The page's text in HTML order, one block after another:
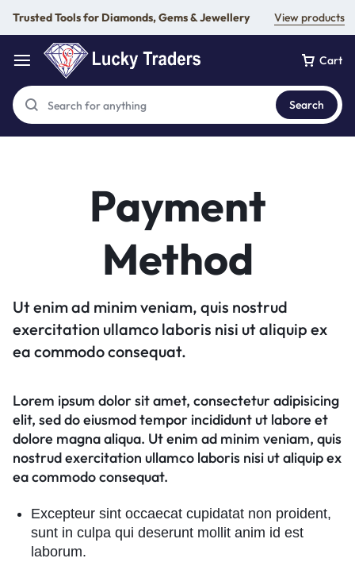
Trusted Tools for Diamonds, Gems & Jewellery View products
Cart
Search
Payment
Method
Ut enim ad minim veniam, quis nostrud
exercitation ullamco laboris nisi ut aliquip ex
ea commodo consequat.
Lorem ipsum dolor sit amet, consectetur adipisicing
elit, sed do eiusmod tempor incididunt ut labore et
dolore magna aliqua. Ut enim ad minim veniam, quis
nostrud exercitation ullamco laboris nisi ut aliquip ex
ea commodo consequat.
Excepteur sint occaecat cupidatat non proident,
sunt in culpa qui deserunt mollit anim id est
laborum.